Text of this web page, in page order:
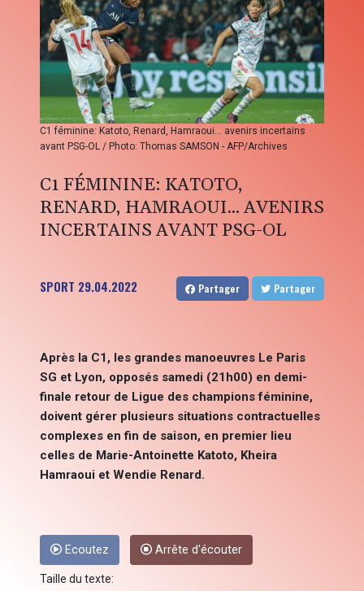
C1 féminine: Katoto, Renard, Hamraoui... avenirs incertains
avant PSG-OL / Photo: Thomas SAMSON - AFP/Archives
C1 FÉMININE: KATOTO,
RENARD, HAMRAOUI... AVENIRS
INCERTAINS AVANT PSG-OL
SPORT 29.04.2022 Partager Partager
Après la C1, les grandes manoeuvres Le Paris
SG et Lyon, opposés samedi (21h00) en demi-
finale retour de Ligue des champions féminine,
doivent gérer plusieurs situations contractuelles
complexes en fin de saison, en premier lieu
celles de Marie-Antoinette Katoto, Kheira
Hamraoui et Wendie Renard.
Ecoutez Arrête d'écouter
Taille du texte: